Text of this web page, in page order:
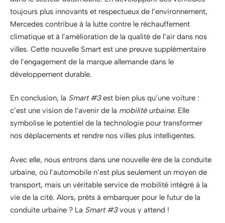
toujours plus innovants et respectueux de l’environnement,
Mercedes contribue à la lutte contre le réchauffement
climatique et à l’amélioration de la qualité de l’air dans nos
villes. Cette nouvelle Smart est une preuve supplémentaire
de l’engagement de la marque allemande dans le
développement durable.
En conclusion, la Smart #3est bien plus qu’une voiture :
c’est une vision de l’avenir de la mobilité urbaine. Elle
symbolise le potentiel de la technologie pour transformer
nos déplacements et rendre nos villes plus intelligentes.
Avec elle, nous entrons dans une nouvelle ère de la conduite
urbaine, où l’automobile n’est plus seulement un moyen de
transport, mais un véritable service de mobilité intégré à la
vie de la cité. Alors, prêts à embarquer pour le futur de la
conduite urbaine ? La Smart #3vous y attend !